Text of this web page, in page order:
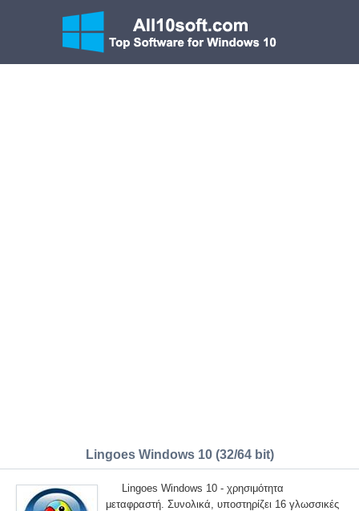
Lingoes Windows 10 (32/64 bit)
Lingoes Windows 10 - χρησιμότητα
μεταφραστή. Συνολικά, υποστηρίζει 16 γλωσσικές